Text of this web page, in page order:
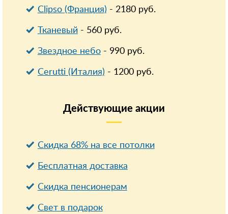
Clipso (Франция) - 2180руб.
Тканевый- 560руб.
Звездное небо- 990руб.
Cerutti (Италия) - 1200руб.
Действующие акции
Скидка 68% на все потолки
Бесплатная доставка
Cкидка пенсионерам
Свет в подарок